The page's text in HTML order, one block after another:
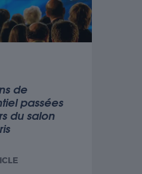
de
passées
du salon